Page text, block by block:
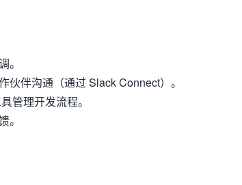
。
伙伴沟通（通过 Slack Connect）。
管理开发流程。
。